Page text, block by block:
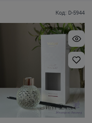
Код: D-5944